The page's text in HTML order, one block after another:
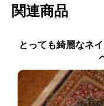
関連商品
とっても綺麗なネ